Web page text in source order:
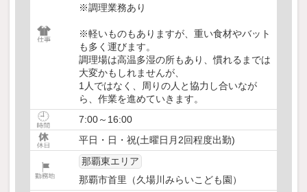
※調理業務あり
※軽いものもありますが、重い食材やバット
も多く運びます。
調理場は高温多湿の所もあり、慣れるまでは
大変かもしれませんが、
1人ではなく、周りの人と協力し合いなが
ら、作業を進めていきます。
7:00～16:00
平日・日・祝(土曜日月2回程度出勤)
那覇東エリア
那覇市首里（久場川みらいこども園）